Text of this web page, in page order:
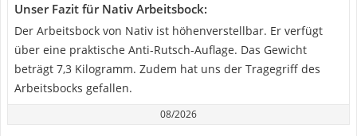
Unser Fazit für Nativ Arbeitsbock:
Der Arbeitsbock von Nativ ist höhenverstellbar. Er verfügt
über eine praktische Anti-Rutsch-Auflage. Das Gewicht
beträgt 7,3 Kilogramm. Zudem hat uns der Tragegriff des
Arbeitsbocks gefallen.
08/2026